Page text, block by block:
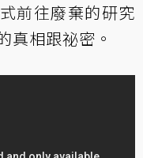
前往廢棄的研究
真相跟祕密。